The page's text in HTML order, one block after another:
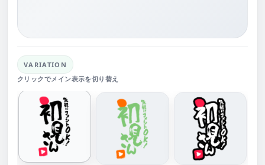
VARIATION
クリックでメイン表示を切り替え